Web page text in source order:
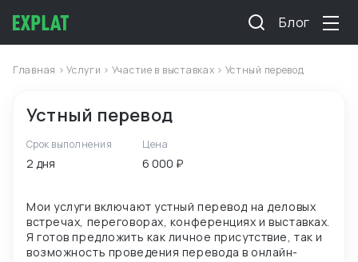
Блог
Главная >Услуги > Участие в выставках > Устный перевод
Устный перевод
Срок выполнения
2 дня
Цена
6 000 ₽
Мои услуги включают устный перевод на деловых
встречах, переговорах, конференциях и выставках.
Я готов предложить как личное присутствие, так и
возможность проведения перевода в онлайн-